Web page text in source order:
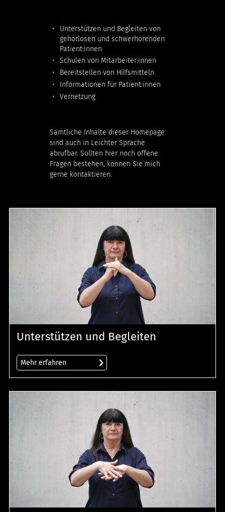
Unterstützen und Begleiten von
gehörlosen und schwerhörenden
Patient:innen
Schulen von Mitarbeiter:innen
Bereitstellen von Hilfsmitteln
Informationen für Patient:innen
Vernetzung
Sämtliche Inhalte dieser Homepage
sind auch in Leichter Sprache
abrufbar. Sollten hier noch offene
Fragen bestehen, können Sie mich
gerne kontaktieren.
Unterstützen und Begleiten
Mehr erfahren